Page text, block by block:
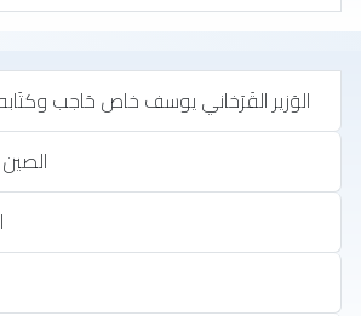
الوَزير القَرَخاني يوسف خاص حَاجب